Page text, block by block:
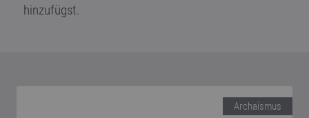
hinzufügst.
Archaismus